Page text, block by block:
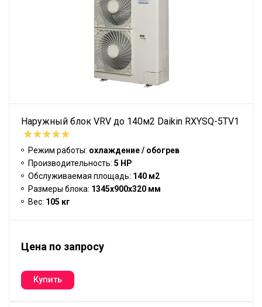
Наружный блок VRV до 140м2 Daikin RXYSQ-5TV1
Режим работы: охлаждение / обогрев
Производительность: 5 HP
Обслуживаемая площадь: 140 м2
Размеры блока: 1345x900x320 мм
Вес: 105 кг
Цена по запросу